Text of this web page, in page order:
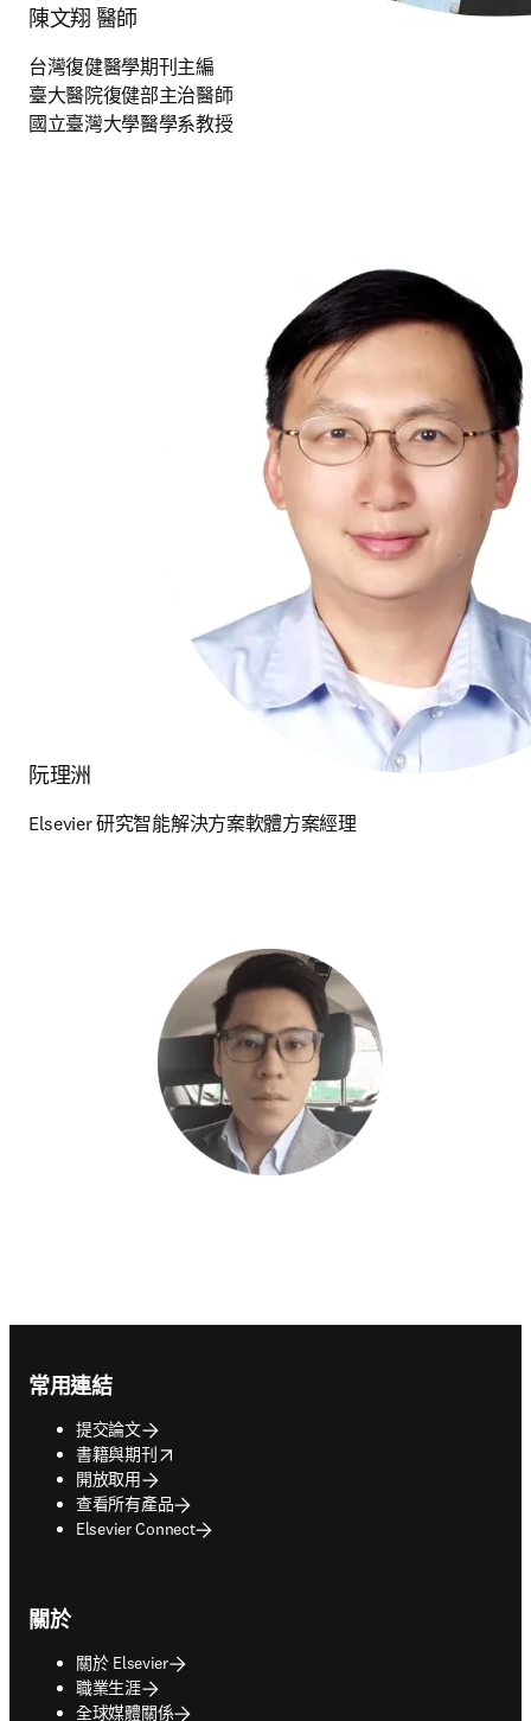
陳文翔 醫師
台灣復健醫學期刊主編
臺大醫院復健部主治醫師
國立臺灣大學醫學系教授
阮理洲
Elsevier 研究智能解決方案軟體方案經理
常用連結
提交論文
書籍與期刊
opens in new tab/window
開放取用
查看所有產品
Elsevier Connect
關於
關於 Elsevier
職業生涯
全球媒體關係